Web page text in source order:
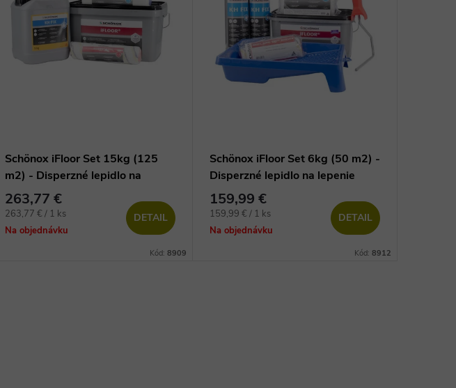
Schönox iFloor Set 15kg (125
m2) - Disperzné lepidlo na
lepenie vinylových dielcov
263,77 €
Jednotková
cena:
263,77 € / 1 ks
Na objednávku
DETAIL
Kód: 8909
Schönox iFloor Set 6kg (50 m2) -
Disperzné lepidlo na lepenie
vinylových dielcov
159,99 €
Jednotková
cena:
159,99 € / 1 ks
Na objednávku
DETAIL
Kód: 8912